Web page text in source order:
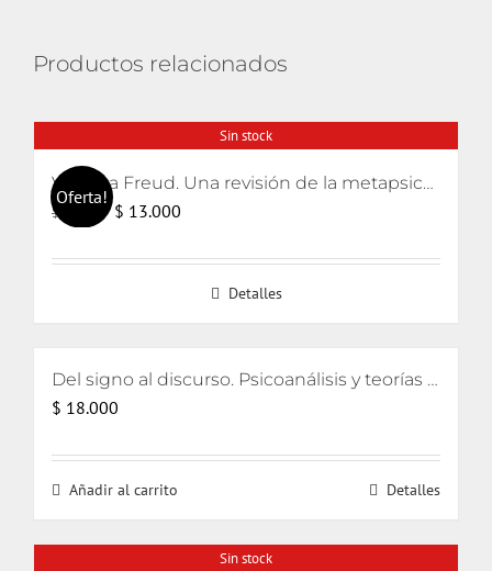
Productos relacionados
Sin stock
Oferta!
Volver a Freud. Una revisión de la metapsicología freudiana
$
El
original
$ 13.000
actual
Detalles
Del signo al discurso. Psicoanálisis y teorías del lenguaje
$ 18.000
Añadir al carrito Detalles
Sin stock